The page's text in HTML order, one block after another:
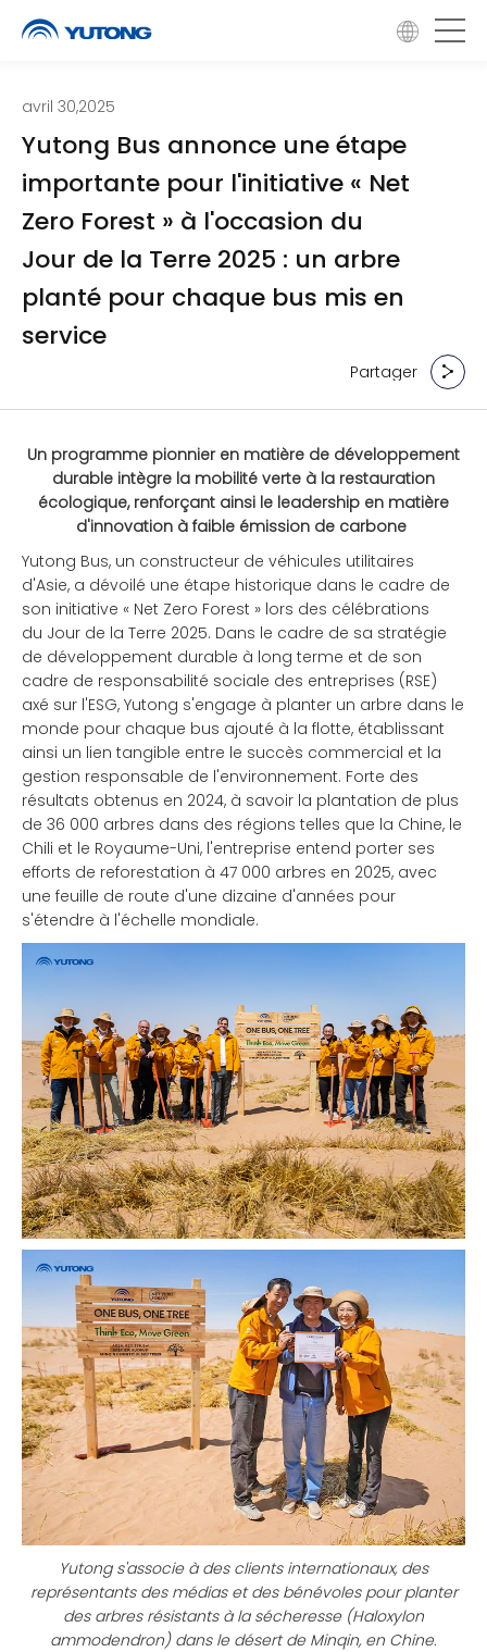
avril 30,2025
Yutong Bus annonce une étape
importante pour l'initiative « Net
Zero Forest » à l'occasion du
Jour de la Terre 2025 : un arbre
planté pour chaque bus mis en
service
Partager
Un programme pionnier en matière de développement
durable intègre la mobilité verte à la restauration
écologique, renforçant ainsi le leadership en matière
d'innovation à faible émission de carbone
Yutong Bus, un constructeur de véhicules utilitaires
d'Asie, a dévoilé une étape historique dans le cadre de
son initiative « Net Zero Forest » lors des célébrations
du Jour de la Terre 2025. Dans le cadre de sa stratégie
de développement durable à long terme et de son
cadre de responsabilité sociale des entreprises (RSE)
axé sur l'ESG, Yutong s'engage à planter un arbre dans le
monde pour chaque bus ajouté à la flotte, établissant
ainsi un lien tangible entre le succès commercial et la
gestion responsable de l'environnement. Forte des
résultats obtenus en 2024, à savoir la plantation de plus
de 36 000 arbres dans des régions telles que la Chine, le
Chili et le Royaume-Uni, l'entreprise entend porter ses
efforts de reforestation à 47 000 arbres en 2025, avec
une feuille de route d'une dizaine d'années pour
s'étendre à l'échelle mondiale.
Yutong s'associe à des clients internationaux, des
représentants des médias et des bénévoles pour planter
des arbres résistants à la sécheresse (Haloxylon
ammodendron) dans le désert de Minqin, en Chine.